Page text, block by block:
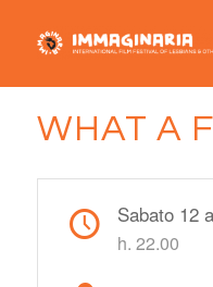
WHAT A
Sabato 12
h. 22.00